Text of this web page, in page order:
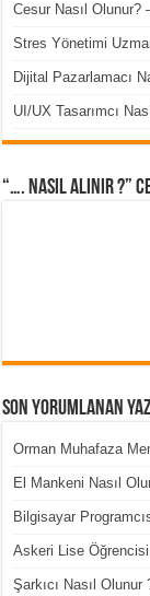
Cesur Nasıl Olunur?
Stres Yönetimi
Dijital Pazarlamacı
UI/UX Tasarımcı
“…. Nasıl Alınır ?”
Son Yorumlanan
Orman Muhafaza
El Mankeni Nasıl
Bilgisayar
Askeri Lise
Şarkıcı Nasıl Olunur